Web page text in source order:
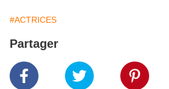
#ACTRICES
Partager